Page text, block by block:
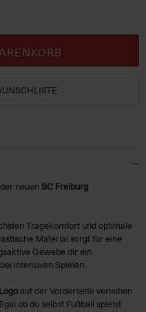
neuen SC Freiburg
Tragekomfort und optimale
Material sorgt für eine
Gewebe dir ein
intensiven Spielen.
auf der Vorderseite verleihen
ob du selbst Fußball spielst